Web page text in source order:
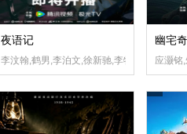
夜语记
李汶翰,鹤男,李泊文,徐新驰,李牧芸,孙思凡,郭
幽宅
应灏铭